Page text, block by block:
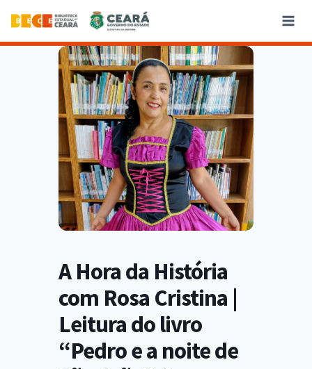
A Hora da História
com Rosa Cristina |
Leitura do livro
“Pedro e a noite de